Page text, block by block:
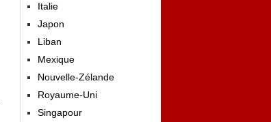
Italie
Japon
Liban
Mexique
Nouvelle-Zélande
Royaume-Uni
Singapour